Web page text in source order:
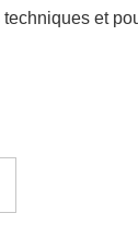
et